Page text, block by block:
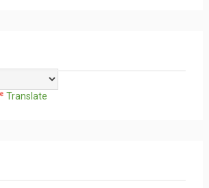
Translate